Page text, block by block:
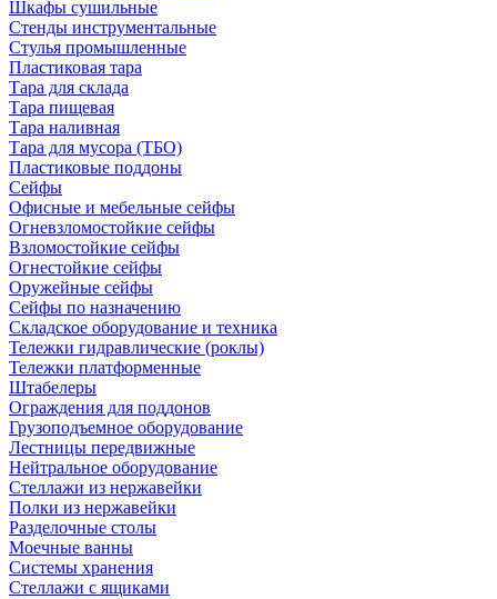
Шкафы сушильные
Стенды инструментальные
Cтулья промышленные
Пластиковая тара
Тара для склада
Тара пищевая
Тара наливная
Тара для мусора (ТБО)
Пластиковые поддоны
Сейфы
Офисные и мебельные сейфы
Огневзломостойкие сейфы
Взломостойкие сейфы
Огнестойкие сейфы
Оружейные сейфы
Сейфы по назначению
Складское оборудование и техника
Тележки гидравлические (роклы)
Тележки платформенные
Штабелеры
Ограждения для поддонов
Грузоподъемное оборудование
Лестницы передвижные
Нейтральное оборудование
Стеллажи из нержавейки
Полки из нержавейки
Разделочные столы
Моечные ванны
Системы хранения
Стеллажи с ящиками